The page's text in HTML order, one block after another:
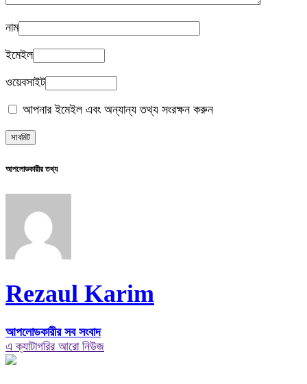
নাম
ইমেইল
ওয়েবসাইট
আপনার ইমেইল এবং অন্যান্য তথ্য সংরক্ষন করুন
আপলোডকারীর তথ্য
Rezaul Karim
আপলোডকারীর সব সংবাদ
এ ক্যাটাগরির আরো নিউজ